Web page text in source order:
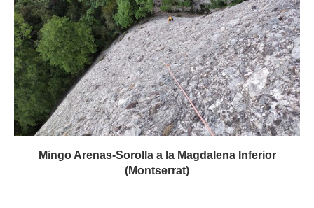
Mingo Arenas-Sorolla a la Magdalena Inferior
(Montserrat)